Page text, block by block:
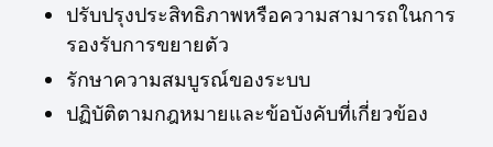
ปรับปรุงประสิทธิภาพหรือความสามารถในการ
รองรับการขยายตัว
รักษาความสมบูรณ์ของระบบ
ปฏิบัติตามกฎหมายและข้อบังคับที่เกี่ยวข้อง